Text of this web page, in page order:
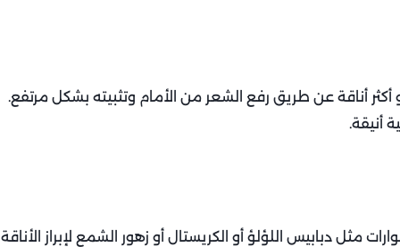
أناقة عن طريق رفع الشعر من الأمام وتثبيته بشكل مرتفع.
أنيقة.
دبابيس اللؤلؤ أو الكريستال أو زهور الشمع لإبراز الأناقة